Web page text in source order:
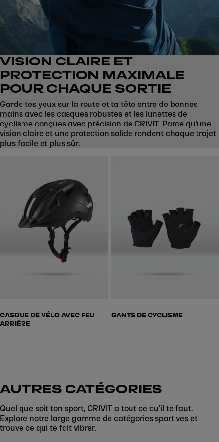
VISION CLAIRE ET
PROTECTION MAXIMALE
POUR CHAQUE SORTIE
Garde tes yeux sur la route et ta tête entre de bonnes
mains avec les casques robustes et les lunettes de
cyclisme conçues avec précision de CRIVIT. Parce qu'une
vision claire et une protection solide rendent chaque trajet
plus facile et plus sûr.
CASQUE DE VÉLO AVEC FEU
ARRIÈRE
GANTS DE CYCLISME
AUTRES CATÉGORIES
Quel que soit ton sport, CRIVIT a tout ce qu’il te faut.
Explore notre large gamme de catégories sportives et
trouve ce qui te fait vibrer.